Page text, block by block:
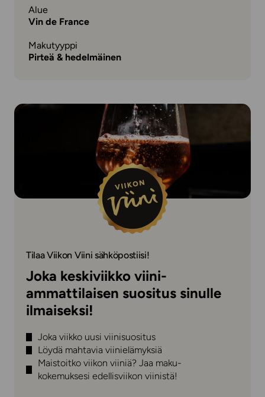
Alue
Vin de France
Makutyyppi
Pirteä & hedelmäinen
Tilaa Viikon Viini sähköpostiisi!
Joka keskiviikko viini-
ammattilaisen suositus sinulle
ilmaiseksi!
Joka viikko uusi viinisuositus
Löydä mahtavia viinielämyksiä
Maistoitko viikon viiniä? Jaa maku-
kokemuksesi edellisviikon viinistä!